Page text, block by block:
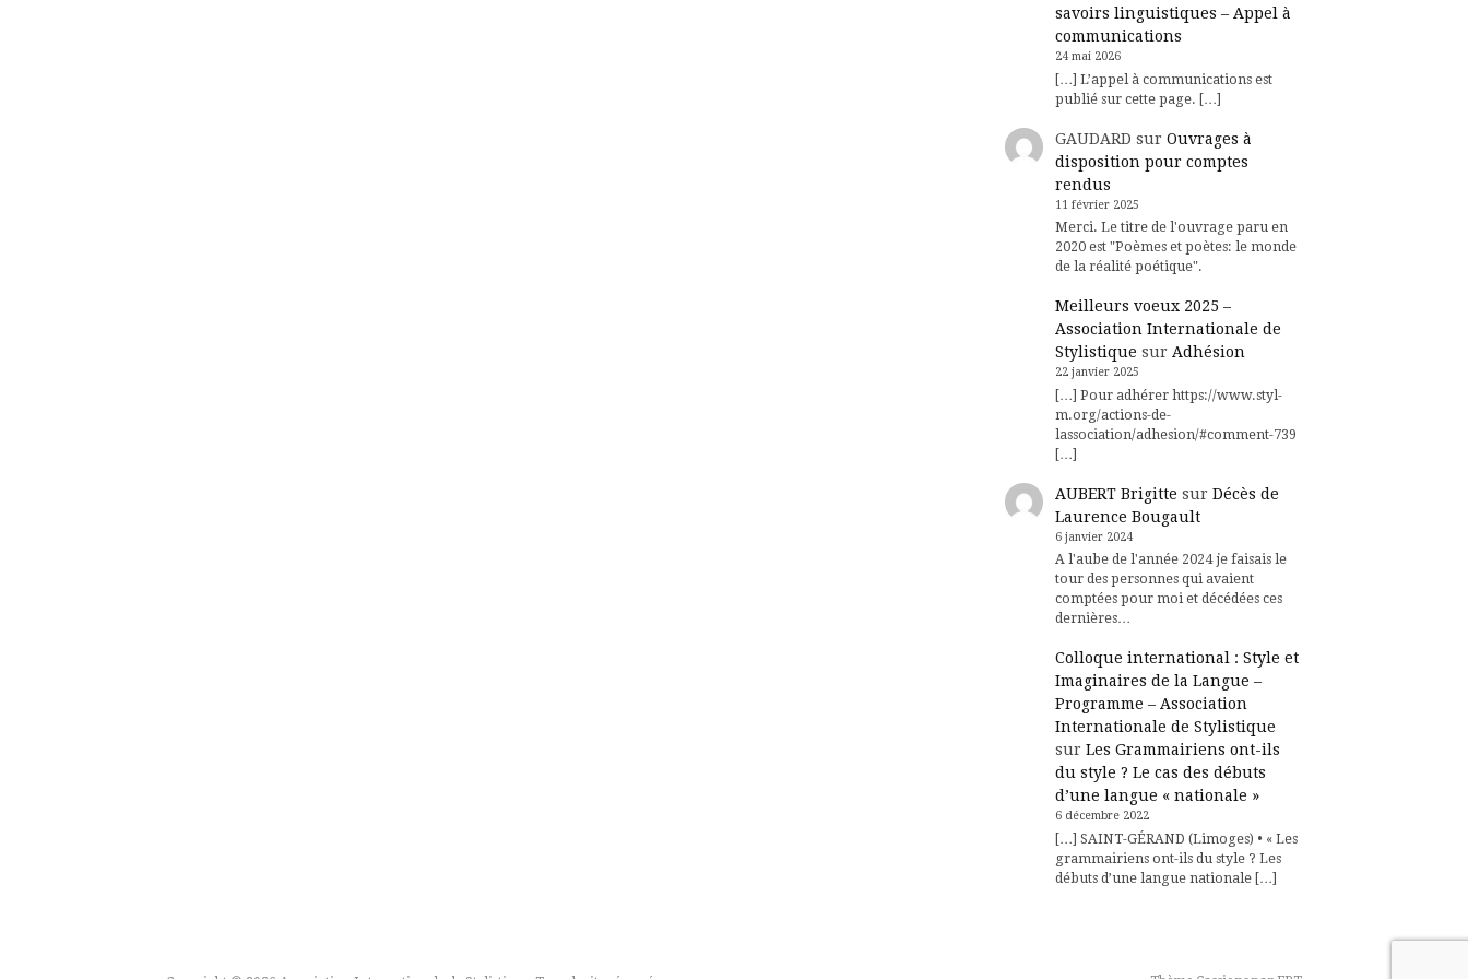
savoirs linguistiques – Appel à
communications
24 mai 2026
[…] L’appel à communications est
publié sur cette page. […]
GAUDARD sur Ouvrages à
disposition pour comptes
rendus
11 février 2025
Merci. Le titre de l'ouvrage paru en
2020 est "Poèmes et poètes: le monde
de la réalité poétique".
Meilleurs voeux 2025 –
Association Internationale de
Stylistique sur Adhésion
22 janvier 2025
[…] Pour adhérer https://www.styl-
m.org/actions-de-
lassociation/adhesion/#comment-739
[…]
AUBERT Brigitte sur Décès de
Laurence Bougault
6 janvier 2024
A l'aube de l'année 2024 je faisais le
tour des personnes qui avaient
comptées pour moi et décédées ces
dernières…
Colloque international : Style et
Imaginaires de la Langue –
Programme – Association
Internationale de Stylistique
sur Les Grammairiens ont-ils
du style ? Le cas des débuts
d’une langue « nationale »
6 décembre 2022
[…] SAINT-GÉRAND (Limoges) • « Les
grammairiens ont-ils du style ? Les
débuts d’une langue nationale […]